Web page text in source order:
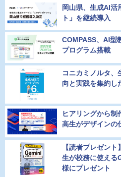
岡山県、生成AI活
ト」を継続導入
COMPASS、AI型
プログラム搭載
コニカミノルタ、
向と実践を集約し
ヒアリングから制
高生がデザインの
【読者プレゼン
生が校務に使える
様にプレゼント